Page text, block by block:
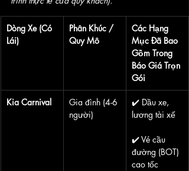
Dòng Xe (Có
Lái)
Phân Khúc /
Quy Mô
Các Hạng
Mục Đã Bao
Gồm Trong
Báo Giá Trọn
Gói
Kia Carnival
Gia đình (4-6
người)
✔️ Dầu xe,
lương tài xế
✔️ Vé cầu
đường (BOT)
cao tốc